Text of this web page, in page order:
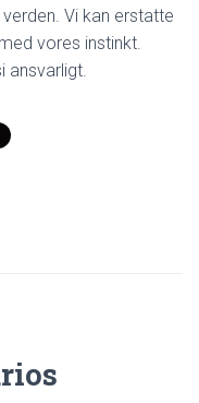
Vi kan erstatte
vores instinkt.
ansvarligt.